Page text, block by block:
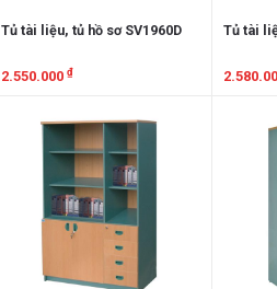
Tủ tài liệu, tủ hồ sơ SV1960D
2.550.000 ₫
Tủ tài